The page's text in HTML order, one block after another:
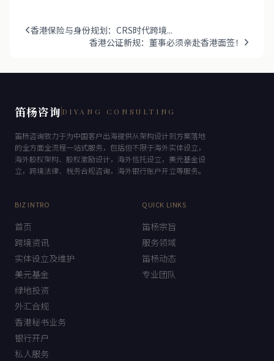
香港保险与身份规划：CRS时代跨境...
香港公证新规：董事必须亲赴香港面签！
笛杨咨询 DIYANG CONSULTING
笛杨咨询致力于为中国客户出海提供从架构设计到方案落地
的全方面全流程一站式服务，包括但不限于海外实体设立，
海外股权架构、股权激励设计，海外信托设立，美元基金设
立，跨境法律、税务合规咨询，海外银行账户开立等服务。
BIZ INTRO
首页
跨境资讯
实体设立及维护
美元基金
绿地投资
外汇合规
香港秘书业务
银行开户
私人服务
QUICK LINKS
笛杨宗旨
服务领域
笛杨动态
专业团队